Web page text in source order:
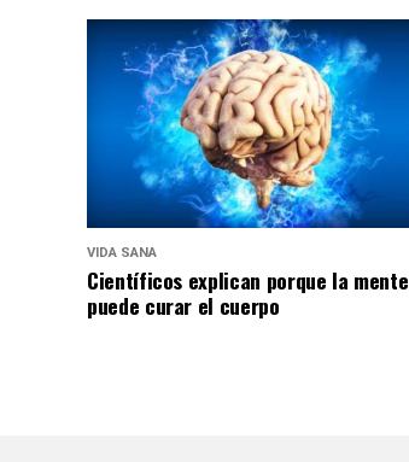
VIDA SANA
Científicos explican porque la mente
puede curar el cuerpo